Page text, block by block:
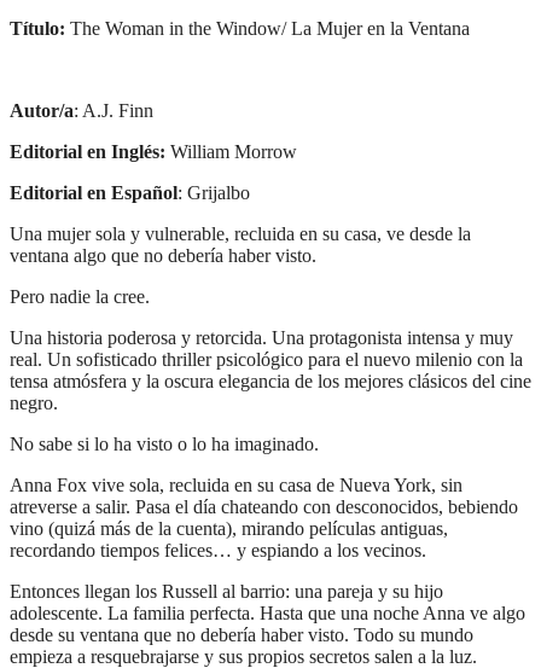
Título: The Woman in the Window/ La Mujer en la Ventana
Autor/a: A.J. Finn
Editorial en Inglés: William Morrow
Editorial en Español: Grijalbo
Una mujer sola y vulnerable, recluida en su casa, ve desde la
ventana algo que no debería haber visto.
Pero nadie la cree.
Una historia poderosa y retorcida. Una protagonista intensa y muy
real. Un sofisticado thriller psicológico para el nuevo milenio con la
tensa atmósfera y la oscura elegancia de los mejores clásicos del cine
negro.
No sabe si lo ha visto o lo ha imaginado.
Anna Fox vive sola, recluida en su casa de Nueva York, sin
atreverse a salir. Pasa el día chateando con desconocidos, bebiendo
vino (quizá más de la cuenta), mirando películas antiguas,
recordando tiempos felices… y espiando a los vecinos.
Entonces llegan los Russell al barrio: una pareja y su hijo
adolescente. La familia perfecta. Hasta que una noche Anna ve algo
desde su ventana que no debería haber visto. Todo su mundo
empieza a resquebrajarse y sus propios secretos salen a la luz.